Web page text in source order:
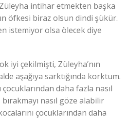
intihar etmekten başka
öfkesi biraz olsun dindi şükür.
istemiyor olsa ölecek diye
iyi çekilmişti, Züleyha’nın
aşağıya sarktığında korktum.
daha fazla nasıl
nasıl göze alabilir
çocuklarından daha